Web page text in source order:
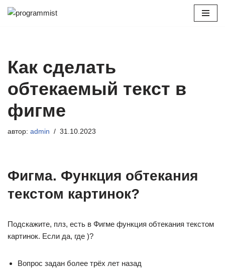
Как сделать
обтекаемый текст в
фигме
автор: admin 31.10.2023
Фигма. Функция обтекания
текстом картинок?
Подскажите, плз, есть в Фигме функция обтекания текстом
картинок. Если да, где )?
Вопрос задан более трёх лет назад